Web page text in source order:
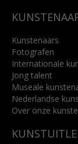
Kunstenaars
Fotografen
Internationale
Jong talent
Museale
Nederlandse
Over onze